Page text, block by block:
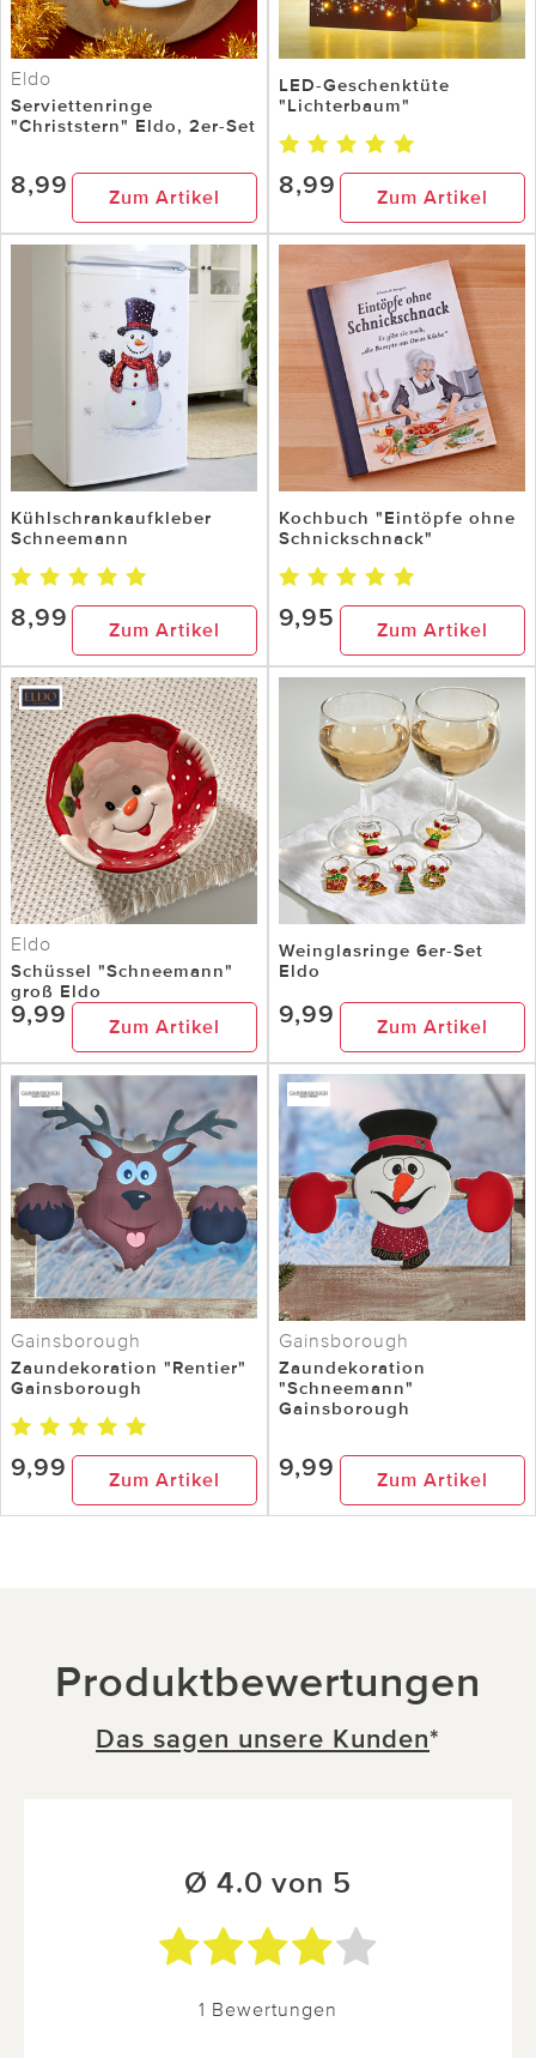
Eldo
Serviettenringe
"Christstern" Eldo, 2er-Set
8,99 Zum Artikel
LED-Geschenktüte
"Lichterbaum"
8,99 Zum Artikel
Kühlschrankaufkleber
Schneemann
8,99 Zum Artikel
Kochbuch "Eintöpfe ohne
Schnickschnack"
9,95 Zum Artikel
Eldo
Schüssel "Schneemann"
groß Eldo
9,99 Zum Artikel
Weinglasringe 6er-Set
Eldo
9,99 Zum Artikel
Gainsborough
Zaundekoration "Rentier"
Gainsborough
9,99 Zum Artikel
Gainsborough
Zaundekoration
"Schneemann"
Gainsborough
9,99 Zum Artikel
Produktbewertungen
Das sagen unsere Kunden*
Ø 4.0 von 5
1 Bewertungen